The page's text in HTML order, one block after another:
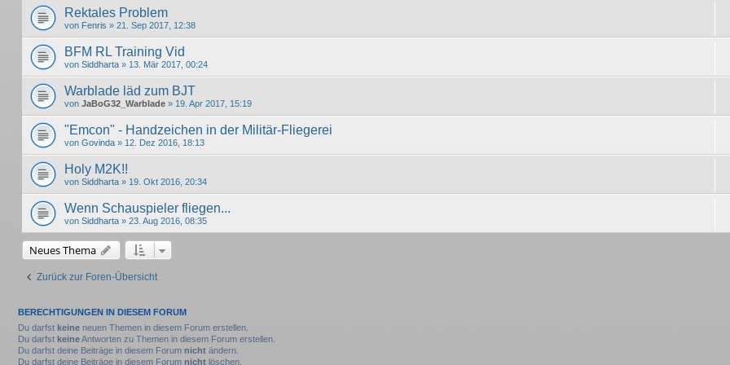
Rektales Problem
von Fenris » 21. Sep 2017, 12:38
BFM RL Training Vid
von Siddharta » 13. Mär 2017, 00:24
Warblade läd zum BJT
von JaBoG32_Warblade » 19. Apr 2017, 15:19
"Emcon" - Handzeichen in der Militär-Fliegerei
von Govinda » 12. Dez 2016, 18:13
Holy M2K!!
von Siddharta » 19. Okt 2016, 20:34
Wenn Schauspieler fliegen...
von Siddharta » 23. Aug 2016, 08:35
Neues Thema
Zurück zur Foren-Übersicht
BERECHTIGUNGEN IN DIESEM FORUM
Du darfst keine neuen Themen in diesem Forum erstellen.
Du darfst keineAntworten zu Themen in diesem Forum erstellen.
Du darfst deine Beiträge in diesem Forum nicht ändern.
Du darfst deine Beiträge in diesem Forum nicht löschen.